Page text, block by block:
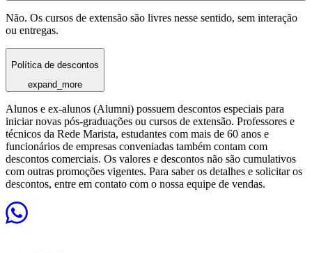
Não. Os cursos de extensão são livres nesse sentido, sem interação
ou entregas.
Política de descontos
expand_more
Alunos e ex-alunos (Alumni) possuem descontos especiais para
iniciar novas pós-graduações ou cursos de extensão. Professores e
técnicos da Rede Marista, estudantes com mais de 60 anos e
funcionários de empresas conveniadas também contam com
descontos comerciais. Os valores e descontos não são cumulativos
com outras promoções vigentes. Para saber os detalhes e solicitar os
descontos, entre em contato com o nossa equipe de vendas.